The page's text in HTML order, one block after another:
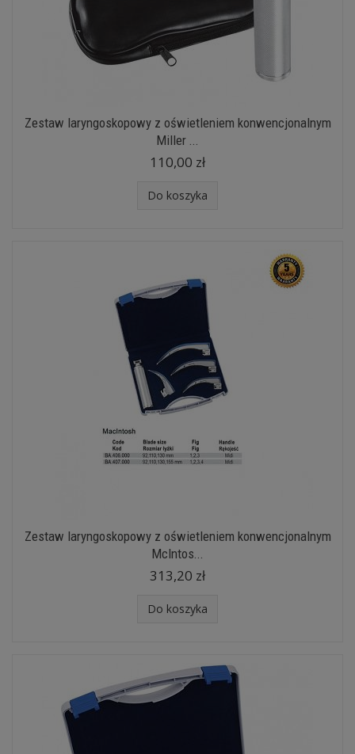
Zestaw laryngoskopowy z oświetleniem konwencjonalnym
Miller ...
110,00 zł
Do koszyka
Zestaw laryngoskopowy z oświetleniem konwencjonalnym
McIntos...
313,20 zł
Do koszyka